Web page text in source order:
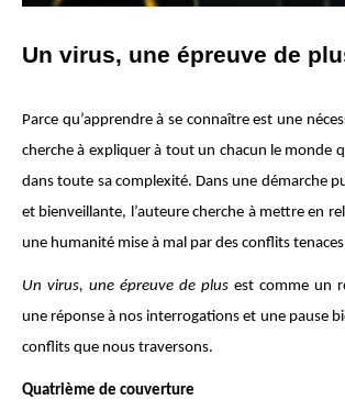
Un virus, une épreuve de
Parce qu’apprendre à se connaître est une
cherche à expliquer à tout un chacun le monde
dans toute sa complexité. Dans une démarche
et bienveillante, l’auteure cherche à mettre en
une humanité mise à mal par des conflits
Un virus, une épreuve de plus est comme un
une réponse à nos interrogations et une pause
conflits que nous traversons.
Quatrième de couverture